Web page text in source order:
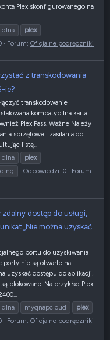
Plex skonfigurowanego na
dlna
plex
Forum: Oficjalne podręczniki
z transkodowania
ie?
transkodowanie
kompatybilna karta
Plex Pass. Ważne Należy
sprzętowe i zasilania do
listę...
dlna
plex
Odpowiedzi: 0
Forum:
dostęp do usługi,
„Nie można uzyskać
portu do uzyskiwania
porty nie są otwarte na
uzyskać dostępu do aplikacji,
blokowane. Na przykład Plex
dlna myqnapcloud
plex
Forum: Oficjalne podręczniki